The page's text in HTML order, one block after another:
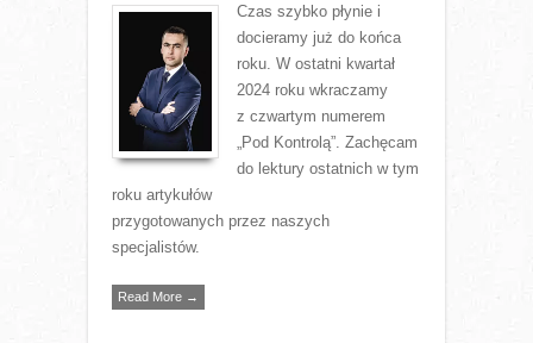
Czas szybko płynie i
docieramy już do końca
roku. W ostatni kwartał
2024 roku wkraczamy
z czwartym numerem
„Pod Kontrolą”. Zachęcam
do lektury ostatnich w tym
roku artykułów
przygotowanych przez naszych
specjalistów.
Read More →